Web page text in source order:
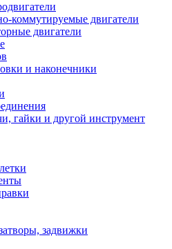
коммутируемые двигатели
двигатели
и наконечники
гайки и другой инструмент
задвижки